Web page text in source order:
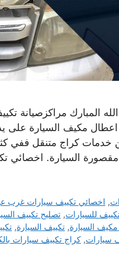
المبارك مراكزصيانة
اعطال مكيف السيارة على
خدمات كراج متنقل ففي
مقصورة السيارة.
, اخصائي تكييف سيارات غرب
للسيارات, تصليح تكييف
مكيف السيارة, تكييف السيارة,
سيارات, كراج تكييف سيارات